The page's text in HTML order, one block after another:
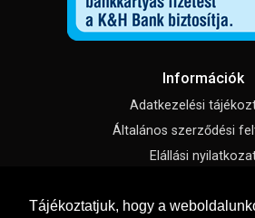
Tájékoztatjuk, hogy a
Információk
Adatkezelési
Általános szerződési
Elállási
Süti beállítások